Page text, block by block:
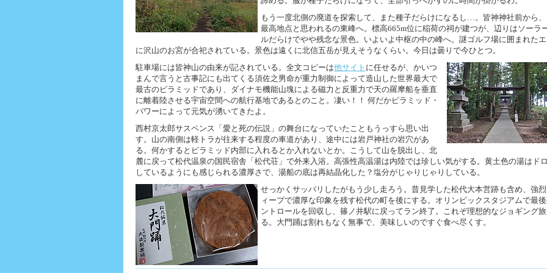
もう一度北側の廃道を探索して、また種子だらけになるし…。皆神神社前から
最高地点と思われるの東峰へ。標高665m位に稲荷の祠が建つが、辺りはソーラ
ルだらけでやや残念な景色。いよいよ中枢の中の峰へ。謎ゴルフ場に囲まれた
に沢山のお宮が合祀されている。景色は遠くに北信五岳が見えそうなくらい。今日は曇りで今ひとつ。
駐車場には皆神山の由来が記されている。全文コピーは他サイト に任せるが、かいつ
まんで言うと古事記にも出てくる須佐之男命が重力制御によって造山した世界最大で
最古のピラミッドであり、ダイナモ機能山塊による磁力と反重力で天の羅摩船を垂直
に離着陸させる宇宙空間への航行基地であるとのこと。凄い！！ 何だかピラミッド・
パワーによって元気が湧いてきたよ。
西村京太郎サスペンス「愛と死の伝説」の舞台になっていたこともうっすら思い出
す。山の南側は軽トラが往来する程度の車道があり、途中には岩戸神社の岩穴があ
る。何かするとピラミッド内部に入れるとか入れないとか。こうして山を脱出し、北
麓に戻って松代温泉の国民宿舎「松代荘」で外来入浴。高張性高温湯は内陸では珍しい気がする。黄土色の湯はド
しているようにも感じられる濃厚さで、湯船の底は再結晶化した？塩分がじゃりじゃりしている。
せっかくサッパリしたがもう少し走ろう。昔見学した松代大本営跡も含め、強
ィープで濃厚な印象を残す松代の町を後にする。オリンピックスタジアムで最
ントロールを回収し、篠ノ井駅に戻ってラン終了。これぞ理想的なジョギング
る。大門踊は割れもなく無事で、美味しいのですぐ食べ尽くす。